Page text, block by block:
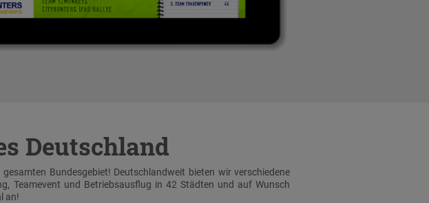
Deutschland
Bundesgebiet! Deutschlandweit bieten wir verschiedene
Teamevent und Betriebsausflug in 42 Städten und auf Wunsch
an!